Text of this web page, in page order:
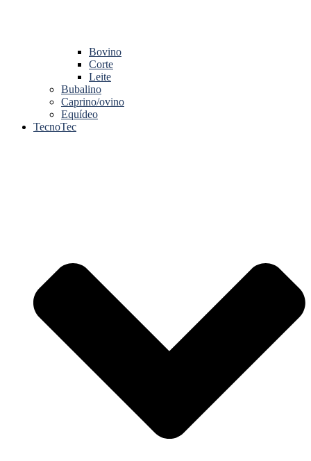
Bovino
Corte
Leite
Bubalino
Caprino/ovino
Equídeo
TecnoTec